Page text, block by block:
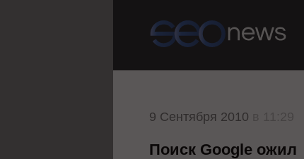
9 Сентября 2010
Поиск Google ожил